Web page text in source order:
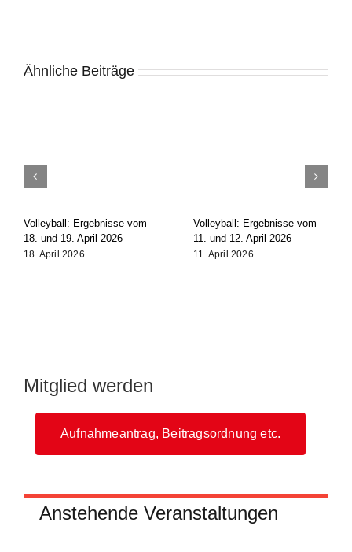
Ähnliche Beiträge
Volleyball: Ergebnisse vom
18. und 19. April 2026
18. April 2026
Volleyball: Ergebnisse vom
11. und 12. April 2026
11. April 2026
Mitglied werden
Aufnahmeantrag, Beitragsordnung etc.
Anstehende Veranstaltungen